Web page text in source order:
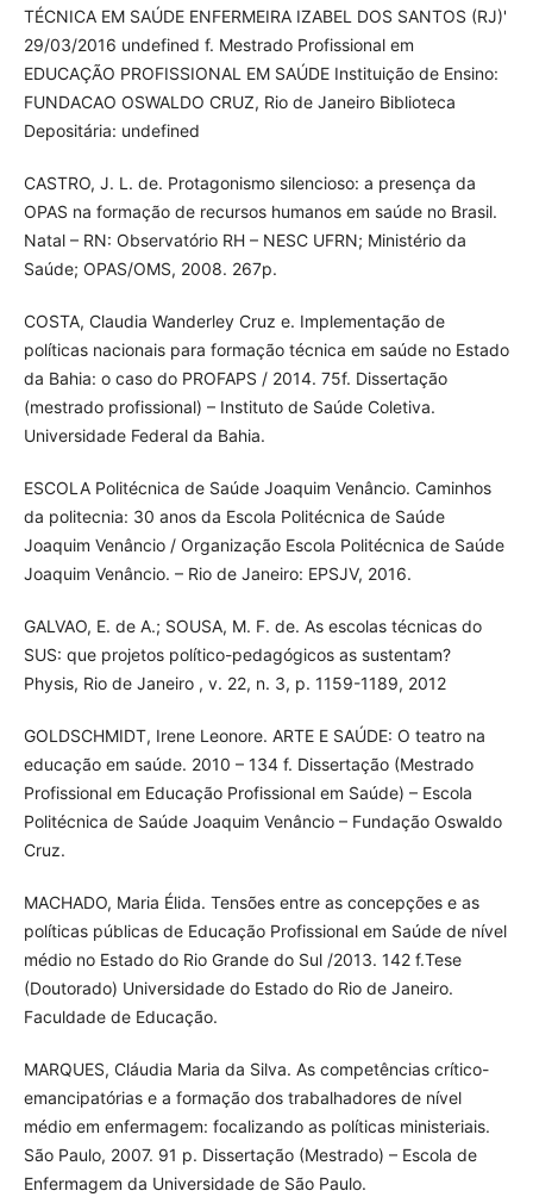
TÉCNICA EM SAÚDE ENFERMEIRA IZABEL DOS SANTOS (RJ)'
29/03/2016 undefined f. Mestrado Profissional em
EDUCAÇÃO PROFISSIONAL EM SAÚDE Instituição de Ensino:
FUNDACAO OSWALDO CRUZ, Rio de Janeiro Biblioteca
Depositária: undefined
CASTRO, J. L. de. Protagonismo silencioso: a presença da
OPAS na formação de recursos humanos em saúde no Brasil.
Natal – RN: Observatório RH – NESC UFRN; Ministério da
Saúde; OPAS/OMS, 2008. 267p.
COSTA, Claudia Wanderley Cruz e. Implementação de
políticas nacionais para formação técnica em saúde no Estado
da Bahia: o caso do PROFAPS / 2014. 75f. Dissertação
(mestrado profissional) – Instituto de Saúde Coletiva.
Universidade Federal da Bahia.
ESCOLA Politécnica de Saúde Joaquim Venâncio. Caminhos
da politecnia: 30 anos da Escola Politécnica de Saúde
Joaquim Venâncio / Organização Escola Politécnica de Saúde
Joaquim Venâncio. – Rio de Janeiro: EPSJV, 2016.
GALVAO, E. de A.; SOUSA, M. F. de. As escolas técnicas do
SUS: que projetos político-pedagógicos as sustentam?
Physis, Rio de Janeiro , v. 22, n. 3, p. 1159-1189, 2012
GOLDSCHMIDT, Irene Leonore. ARTE E SAÚDE: O teatro na
educação em saúde. 2010 – 134 f. Dissertação (Mestrado
Profissional em Educação Profissional em Saúde) – Escola
Politécnica de Saúde Joaquim Venâncio – Fundação Oswaldo
Cruz.
MACHADO, Maria Élida. Tensões entre as concepções e as
políticas públicas de Educação Profissional em Saúde de nível
médio no Estado do Rio Grande do Sul /2013. 142 f.Tese
(Doutorado) Universidade do Estado do Rio de Janeiro.
Faculdade de Educação.
MARQUES, Cláudia Maria da Silva. As competências crítico-
emancipatórias e a formação dos trabalhadores de nível
médio em enfermagem: focalizando as políticas ministeriais.
São Paulo, 2007. 91 p. Dissertação (Mestrado) – Escola de
Enfermagem da Universidade de São Paulo.